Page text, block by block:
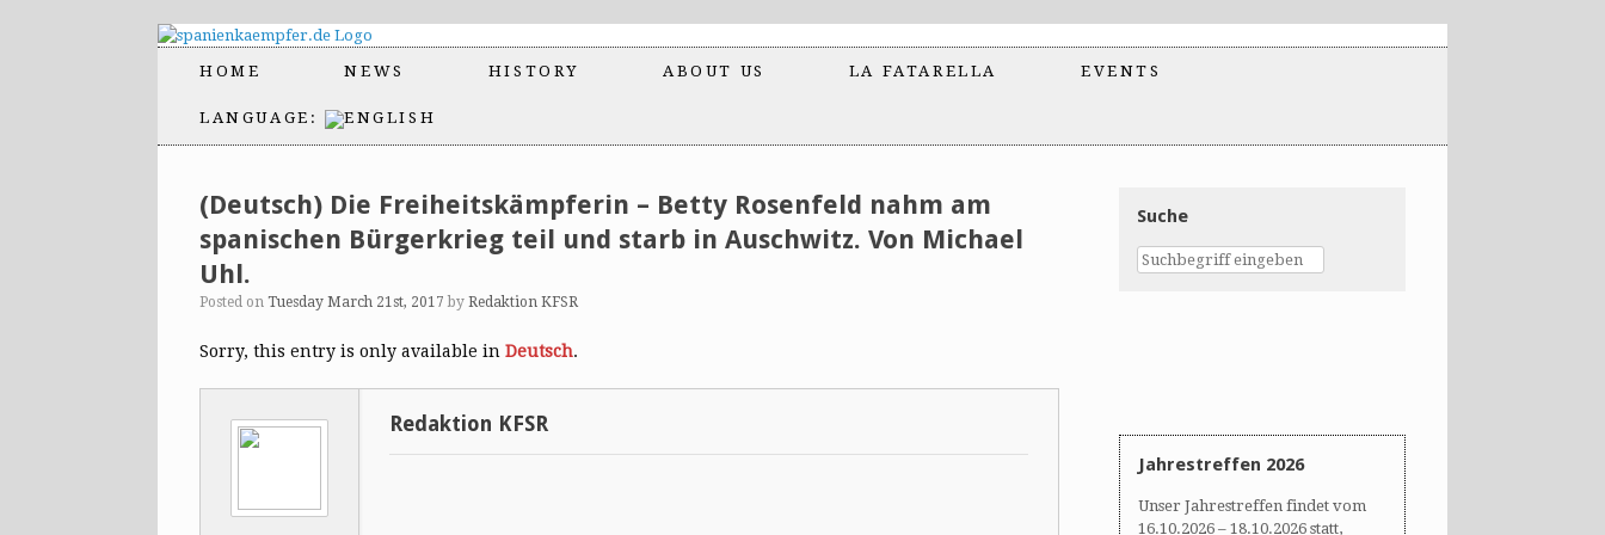
HOME NEWS HISTORY ABOUT US LA FATARELLA EVENTS
LANGUAGE:
(Deutsch) Die Freiheitskämpferin – Betty Rosenfeld nahm am
spanischen Bürgerkrieg teil und starb in Auschwitz. Von Michael
Uhl.
Posted on Tuesday March 21st, 2017 by Redaktion KFSR
Sorry, this entry is only available in Deutsch.
Redaktion KFSR
Suche
Jahrestreffen 2026
Unser Jahrestreffen findet vom
16.10.2026 – 18.10.2026 statt,